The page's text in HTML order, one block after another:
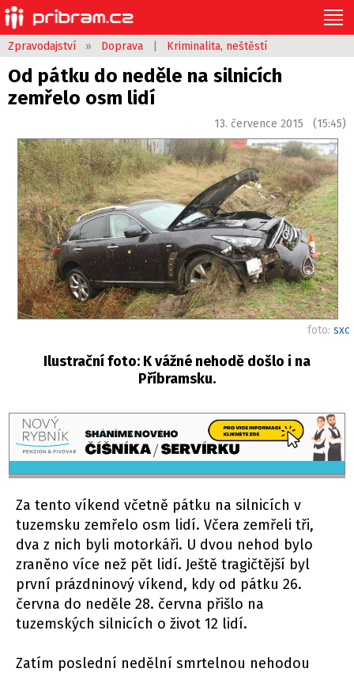
Zpravodajství » Doprava Kriminalita, neštěstí
Od pátku do neděle na silnicích
zemřelo osm lidí
13. července 2015 (15:45)
foto: sxc
Ilustrační foto: K vážné nehodě došlo i na
Příbramsku.
Za tento víkend včetně pátku na silnicích v
tuzemsku zemřelo osm lidí. Včera zemřeli tři,
dva z nich byli motorkáři. U dvou nehod bylo
zraněno více než pět lidí. Ještě tragičtější byl
první prázdninový víkend, kdy od pátku 26.
června do neděle 28. června přišlo na
tuzemských silnicích o život 12 lidí.
Zatím poslední nedělní smrtelnou nehodou